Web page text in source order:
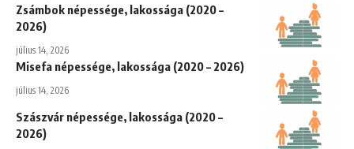
Zsámbok népessége, lakossága (2020 –
2026)
július 14, 2026
Misefa népessége, lakossága (2020 – 2026)
július 14, 2026
Szászvár népessége, lakossága (2020 –
2026)